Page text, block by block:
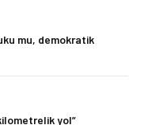
mu, demokratik
yol”